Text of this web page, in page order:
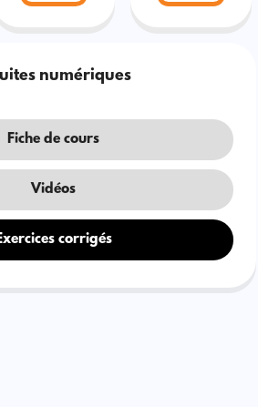
numériques
Fiche de cours
Vidéos
corrigés